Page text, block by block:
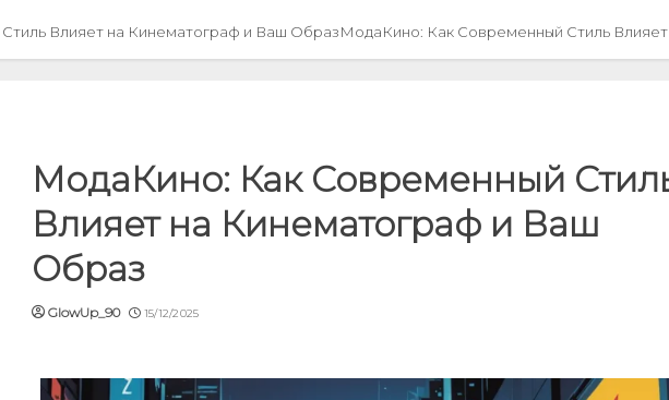
Влияет на Кинематограф и Ваш ОбразМодаКино: Как Современный Стиль
МодаКино: Как Современный
Влияет на Кинематограф и Ваш
Образ
GlowUp_90 15/12/2025